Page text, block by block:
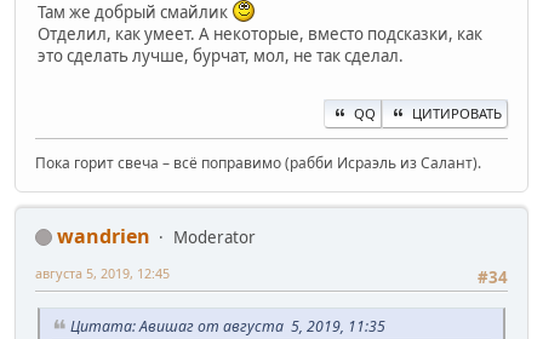
Там же добрый смайлик
Отделил, как умеет. А некоторые, вместо подсказки, как
это сделать лучше, бурчат, мол, не так сделал.
QQ ЦИТИРОВАТЬ
Пока горит свеча – всё поправимо (рабби Исраэль из Салант).
wandrien
Moderator
#34
августа 5, 2019, 12:45
Цитата: Авишаг от августа 5, 2019, 11:35